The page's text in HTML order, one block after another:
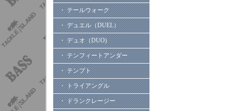
・ テールウォーク
・ デュエル（DUEL）
・ デュオ（DUO)
・ テンフィートアンダー
・ テンプト
・ トライアングル
・ ドランクレージー